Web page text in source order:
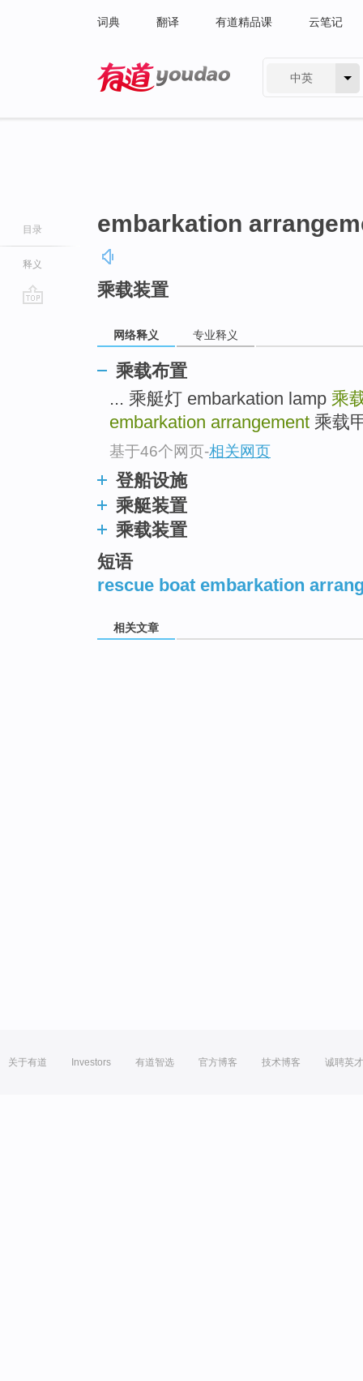
词典 翻译 有道精品课 云笔记
中英
目录
释义
embarkation
乘载装置
网络释义 专业释义
乘载布置
... 乘艇灯 embarkation lamp 乘
embarkation arrangement 乘载
基于46个网页-相关网页
登船设施
乘艇装置
乘载装置
短语
rescue boat embarkation
相关文章
关于有道 Investors 有道智选 官方博客 技术博客 诚聘英才